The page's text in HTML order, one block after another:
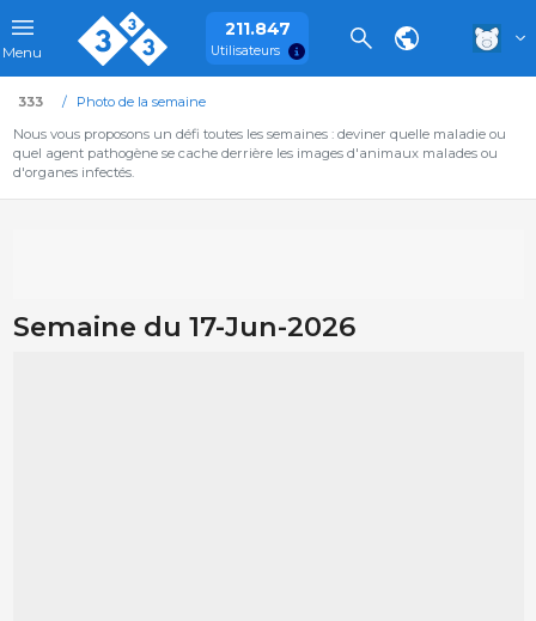
Menu
211.847
Utilisateurs
333
Photo de la semaine
Nous vous proposons un défi toutes les semaines : deviner quelle maladie ou
quel agent pathogène se cache derrière les images d'animaux malades ou
d'organes infectés.
Semaine du 17-Jun-2026